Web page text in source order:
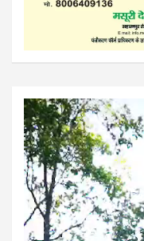
Video
Player